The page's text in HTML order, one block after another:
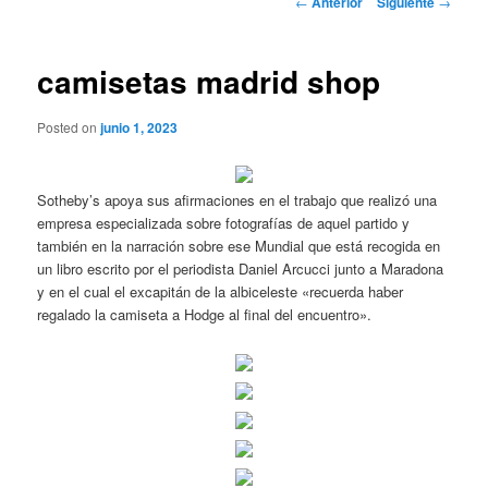
camisetas madrid shop
Posted onjunio 1, 2023
Sotheby’s apoya sus afirmaciones en el trabajo que realizó una
empresa especializada sobre fotografías de aquel partido y
también en la narración sobre ese Mundial que está recogida en
un libro escrito por el periodista Daniel Arcucci junto a Maradona
y en el cual el excapitán de la albiceleste «recuerda haber
regalado la camiseta a Hodge al final del encuentro».